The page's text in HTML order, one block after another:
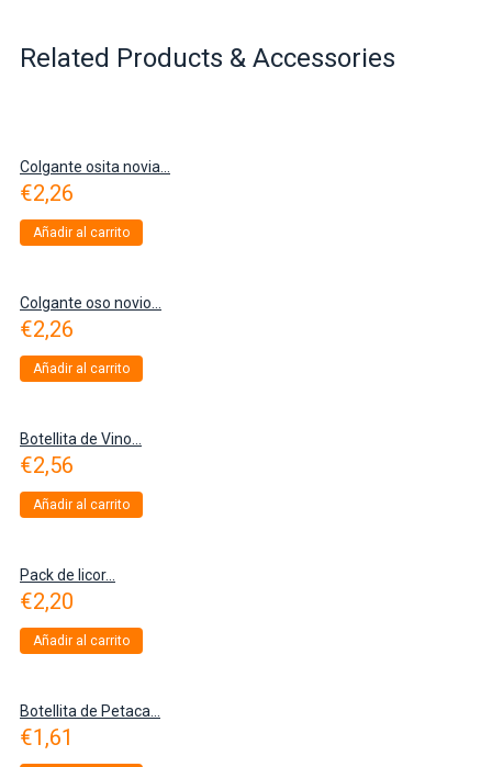
Related Products & Accessories
Colgante osita novia...
€2,26
Añadir al carrito
Colgante oso novio...
€2,26
Añadir al carrito
Botellita de Vino...
€2,56
Añadir al carrito
Pack de licor...
€2,20
Añadir al carrito
Botellita de Petaca...
€1,61